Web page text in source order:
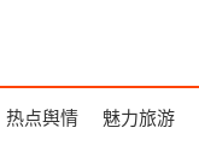
热点舆情 魅力旅游